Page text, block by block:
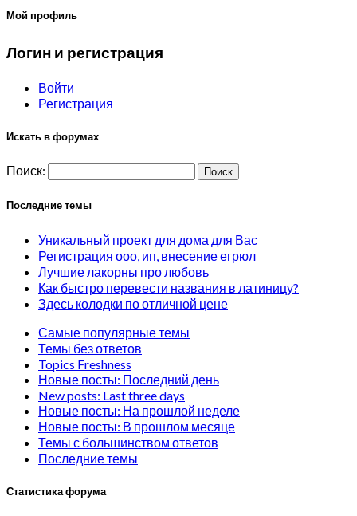
Мой профиль
Логин и регистрация
Войти
Регистрация
Искать в форумах
Поиск:
Последние темы
Уникальный проект для дома для Вас
Регистрация ооо, ип, внесение егрюл
Лучшие лакорны про любовь
Как быстро перевести названия в латиницу?
Здесь колодки по отличной цене
Самые популярные темы
Темы без ответов
Topics Freshness
Новые посты: Последний день
New posts: Last three days
Новые посты: На прошлой неделе
Новые посты: В прошлом месяце
Темы с большинством ответов
Последние темы
Статистика форума